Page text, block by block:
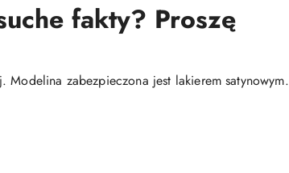
fakty? Proszę
zabezpieczona jest lakierem satynowym.